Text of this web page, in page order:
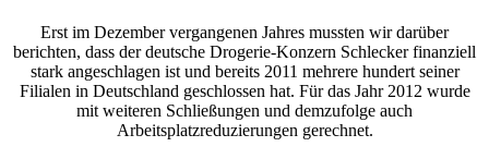
Erst im Dezember vergangenen Jahres mussten wir darüber
berichten, dass der deutsche Drogerie-Konzern Schlecker finanziell
stark angeschlagen ist und bereits 2011 mehrere hundert seiner
Filialen in Deutschland geschlossen hat. Für das Jahr 2012 wurde
mit weiteren Schließungen und demzufolge auch
Arbeitsplatzreduzierungen gerechnet.